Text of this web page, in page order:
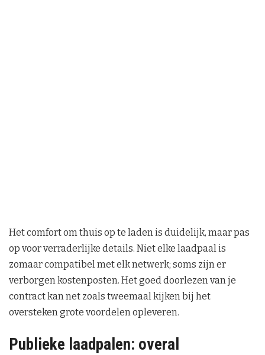
Het comfort om thuis op te laden is duidelijk, maar pas
op voor verraderlijke details. Niet elke laadpaal is
zomaar compatibel met elk netwerk; soms zijn er
verborgen kostenposten. Het goed doorlezen van je
contract kan net zoals tweemaal kijken bij het
oversteken grote voordelen opleveren.
Publieke laadpalen: overal